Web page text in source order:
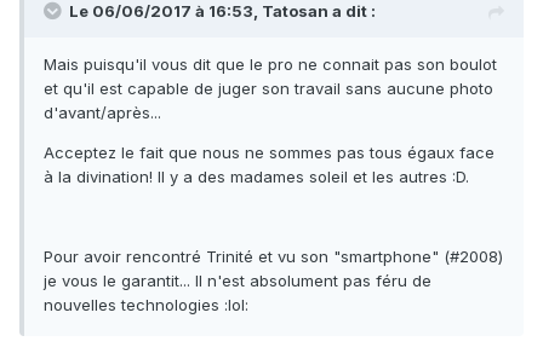
Le 06/06/2017 à 16:53, Tatosan a dit :
Mais puisqu'il vous dit que le pro ne connait pas son boulot
et qu'il est capable de juger son travail sans aucune photo
d'avant/après...
Acceptez le fait que nous ne sommes pas tous égaux face
à la divination! Il y a des madames soleil et les autres :D.
Pour avoir rencontré Trinité et vu son "smartphone" (#2008)
je vous le garantit... Il n'est absolument pas féru de
nouvelles technologies :lol: